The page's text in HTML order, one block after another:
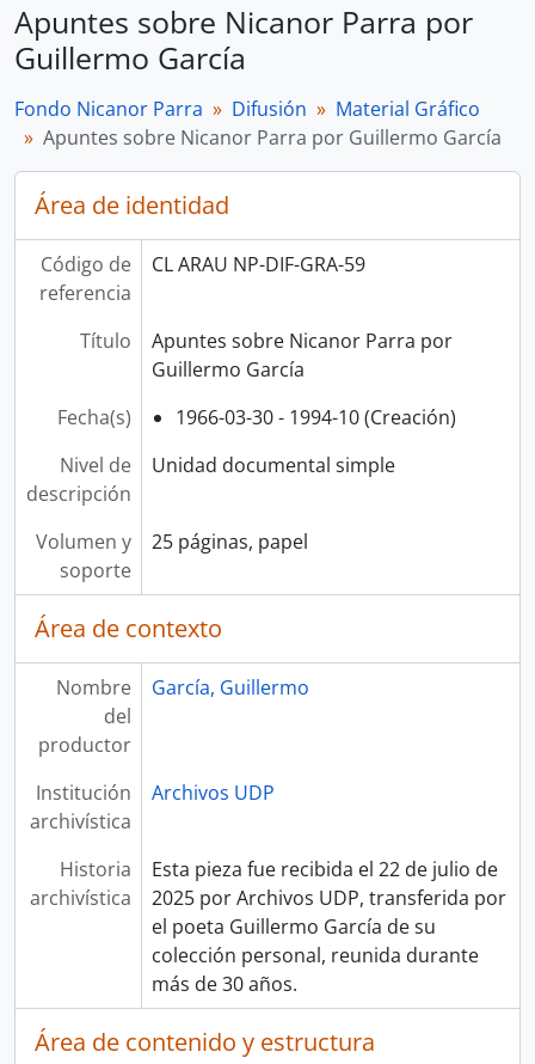
Apuntes sobre Nicanor Parra por
Guillermo García
Fondo Nicanor Parra Difusión
Material Gráfico
Apuntes sobre Nicanor Parra por Guillermo García
Área de identidad
Código de
referencia
CL ARAU NP-DIF-GRA-59
Título
Apuntes sobre Nicanor Parra por
Guillermo García
Fecha(s)
1966-03-30 - 1994-10 (Creación)
Nivel de
descripción
Unidad documental simple
Volumen y
soporte
25 páginas, papel
Área de contexto
Nombre
del
productor
García, Guillermo
Institución
archivística
Archivos UDP
Historia
archivística
Esta pieza fue recibida el 22 de julio de
2025 por Archivos UDP, transferida por
el poeta Guillermo García de su
colección personal, reunida durante
más de 30 años.
Área de contenido y estructura